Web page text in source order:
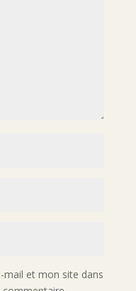
et mon site dans